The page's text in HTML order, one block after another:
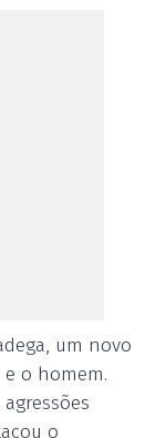
um novo
o homem.
o